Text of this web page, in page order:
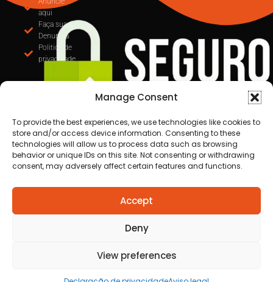
Manage Consent
To provide the best experiences, we use technologies like cookies to
store and/or access device information. Consenting to these
technologies will allow us to process data such as browsing
behavior or unique IDs on this site. Not consenting or withdrawing
consent, may adversely affect certain features and functions.
Accept
Deny
View preferences
MUDANÇA NA EMISSÃO DE NOTAS: CUIABÁ
OBRIGA USO DO EMISSOR NACIONAL DE NFS-e
PARTIR DE SETEMBRO
Anuncie
aqui
Faça sua
Denuncia